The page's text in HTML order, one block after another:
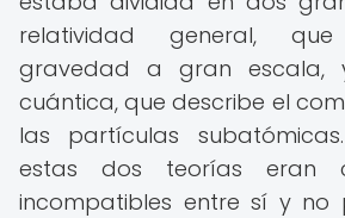
relatividad general,
gravedad a gran escala,
cuántica, que describe el
las partículas
estas dos teorías eran
incompatibles entre sí y no